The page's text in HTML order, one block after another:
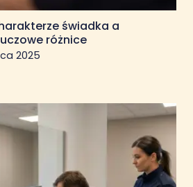
świadka a
różnice
2025